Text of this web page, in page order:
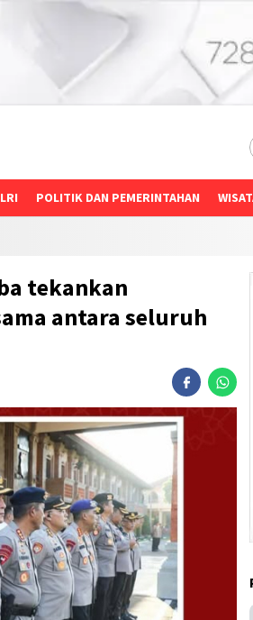
POLITIK DAN PEMERINTAHAN
tekankan
antara seluruh